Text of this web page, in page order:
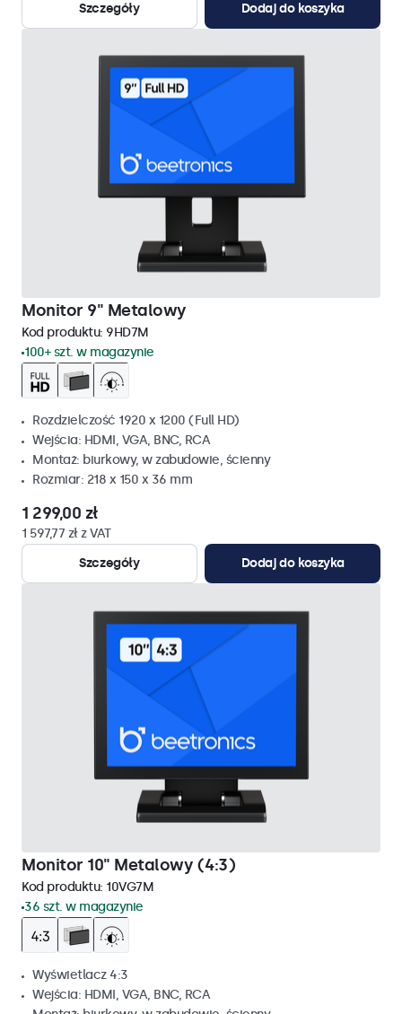
Szczegóły
Dodaj do koszyka
Monitor 9" Metalowy
Kod produktu: 9HD7M
100+ szt. w magazynie
Rozdzielczość 1920 x 1200 (Full HD)
Wejścia: HDMI, VGA, BNC, RCA
Montaż: biurkowy, w zabudowie, ścienny
Rozmiar: 218 x 150 x 36 mm
1 299,00 zł
1 597,77 zł z VAT
Szczegóły
Dodaj do koszyka
Monitor 10" Metalowy (4:3)
Kod produktu: 10VG7M
36 szt. w magazynie
Wyświetlacz 4:3
Wejścia: HDMI, VGA, BNC, RCA